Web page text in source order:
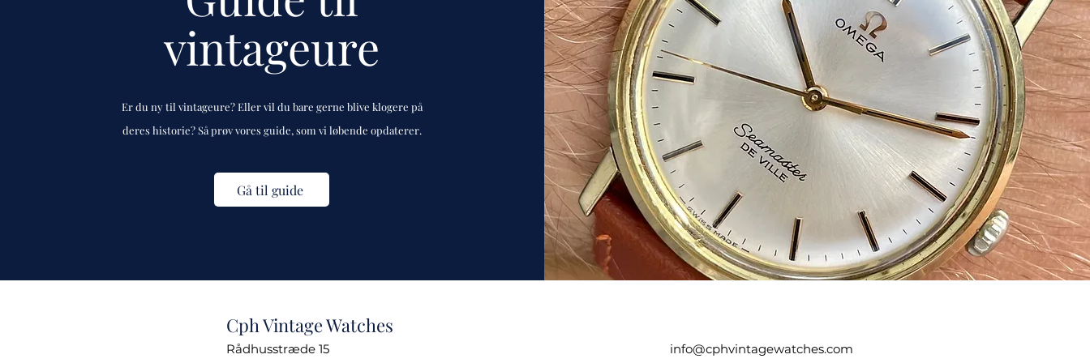
vintageure
Er du ny til vintageure? Eller vil du bare gerne blive klogere på
deres historie? Så prøv vores guide, som vi løbende opdaterer.
Gå til guide
Cph Vintage Watches
Rådhusstræde 15 info@cphvintagewatches.com